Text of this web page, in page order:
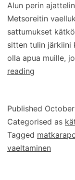
Alun perin
Metsoreitin
sattumukset
sitten tulin järkiini
olla apua muille,
reading
Published
Categorised as
Tagged
vaeltaminen